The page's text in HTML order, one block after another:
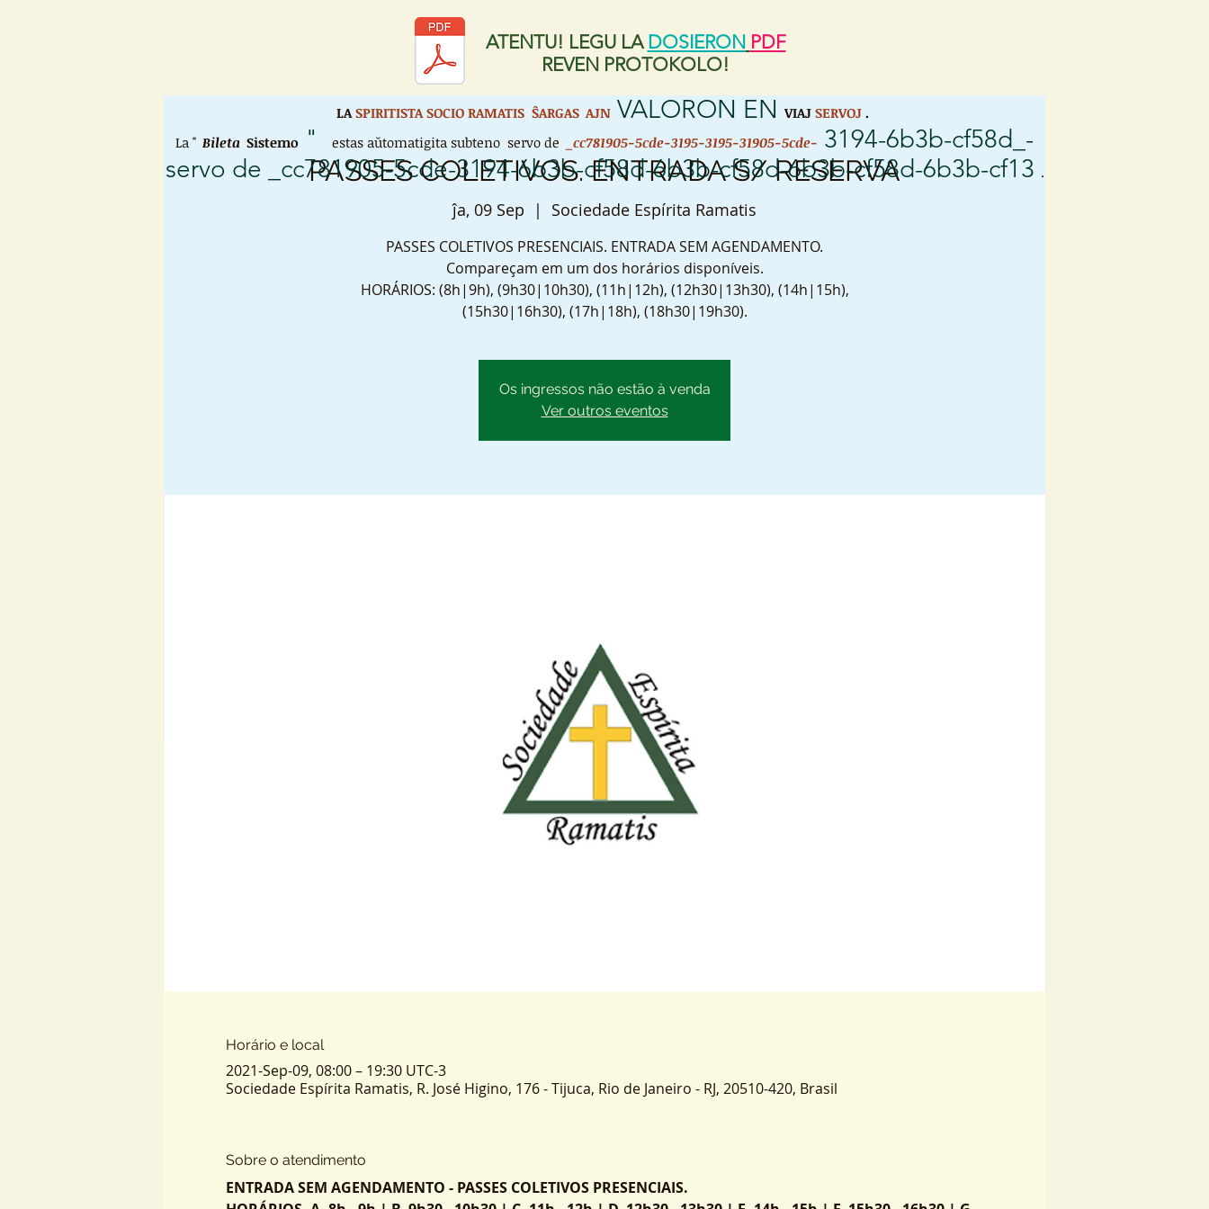
ATENTU! LEGU LA DOSIERON PDF
REVEN PROTOKOLO!
PASSES COLETIVOS. ENTRADA S/ RESERVA
ĵa, 09 Sep
  |
Sociedade Espírita Ramatis
PASSES COLETIVOS PRESENCIAIS. ENTRADA SEM AGENDAMENTO.
Compareçam em um dos horários disponíveis.
HORÁRIOS: (8h|9h), (9h30|10h30), (11h|12h), (12h30|13h30), (14h|15h),
(15h30|16h30), (17h|18h), (18h30|19h30).
Os ingressos não estão à venda
Ver outros eventos
Horário e local
2021-Sep-09, 08:00 – 19:30 UTC-3
Sociedade Espírita Ramatis, R. José Higino, 176 - Tijuca, Rio de Janeiro - RJ, 20510-420, Brasil
Sobre o atendimento
ENTRADA SEM AGENDAMENTO - PASSES COLETIVOS PRESENCIAIS.
LA SPIRITISTA SOCIO RAMATIS ŜARGAS AJN VALORON ENVIAJ SERVOJ .
La " Bileta Sistemo " estas aŭtomatigita subteno servo de _cc781905-5cde-3195-3195-31905-5cde- 3194-6b3b-cf58d_-
servo de _cc781905-5cde-3194-6b3b-cf58d-6b3b-cf58d-6b3b-cf58d-6b3b-cf13 .